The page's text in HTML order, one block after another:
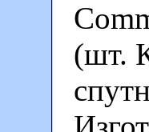
(шт.